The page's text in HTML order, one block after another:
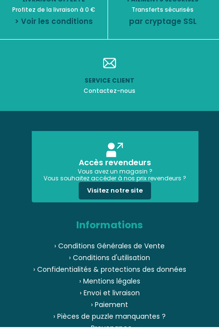
Profitez de la livraison à 0 €
> Voir les conditions
Transferts sécurisés
par cryptage SSL
SERVICE CLIENT
Contactez-nous
Accès revendeurs
Vous avez un magasin ?
Vous souhaitez accéder à nos prix revendeurs ?
Visitez notre site
Informations
› Conditions Générales de Vente
› Conditions d'utilisation
› Confidentialités & protections des données
› Mentions légales
› Envoi et livraison
› Paiement
› Pièces de puzzle manquantes ?